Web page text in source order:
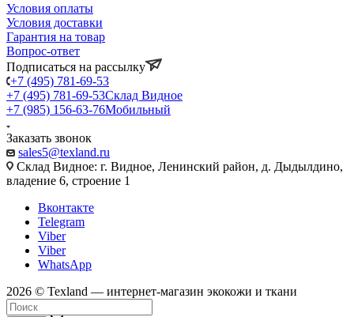
Условия оплаты
Условия доставки
Гарантия на товар
Вопрос-ответ
Подписаться на рассылку
+7 (495) 781-69-53
+7 (495) 781-69-53Склад Видное
+7 (985) 156-63-76Мобильный
Заказать звонок
sales5@texland.ru
Склад Видное: г. Видное, Ленинский район, д. Дыдылдино,
владение 6, строение 1
Вконтакте
Telegram
Viber
Viber
WhatsApp
2026 © Texland — интернет-магазин экокожи и ткани